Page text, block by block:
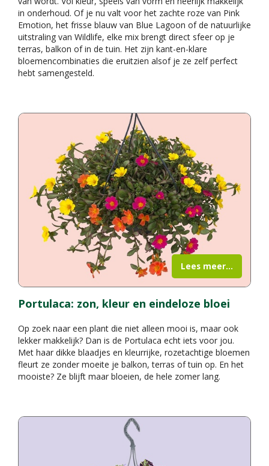
in onderhoud. Of je nu valt voor het zachte roze van Pink
Emotion, het frisse blauw van Blue Lagoon of de natuurlijke
uitstraling van Wildlife, elke mix brengt direct sfeer op je
terras, balkon of in de tuin. Het zijn kant-en-klare
bloemencombinaties die eruitzien alsof je ze zelf perfect
hebt samengesteld.
Portulaca: zon, kleur en eindeloze bloei
Op zoek naar een plant die niet alleen mooi is, maar ook
lekker makkelijk? Dan is de Portulaca echt iets voor jou.
Met haar dikke blaadjes en kleurrijke, rozetachtige bloemen
fleurt ze zonder moeite je balkon, terras of tuin op. En het
mooiste? Ze blijft maar bloeien, de hele zomer lang.
Lees meer...